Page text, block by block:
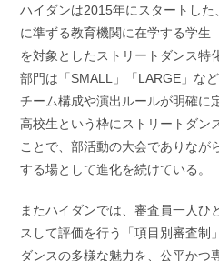
ハイダンは2015年にスタートし
に準ずる教育機関に在学する学生
を対象としたストリートダンス特
部門は「SMALL」「LARGE」な
チーム構成や演出ルールが明確に
高校生という枠にストリートダン
ことで、部活動の大会でありなが
する場として進化を続けている。
またハイダンでは、審査員一人ひ
スして評価を行う「項目別審査制
ダンスの多様な魅力を、公平かつ